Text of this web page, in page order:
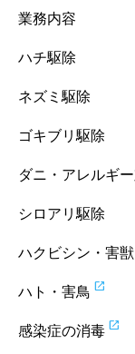
業務内容
ハチ駆除
ネズミ駆除
ゴキブリ駆除
ダニ・アレルギ
シロアリ駆除
ハクビシン・害獣
ハト・害鳥 open_in_new
感染症の消毒 open_in_new